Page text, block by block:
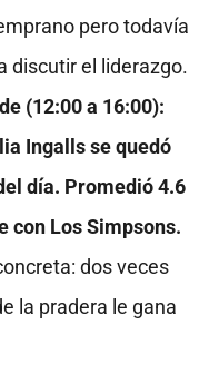
pero todavía
discutir el liderazgo.
(12:00 a 16:00):
Ingalls se quedó
día. Promedió 4.6
con Los Simpsons.
dos veces
la pradera le gana